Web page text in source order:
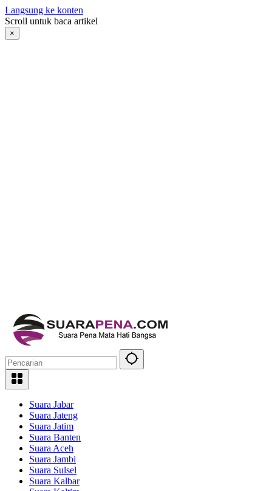
Langsung ke konten
Scroll untuk baca artikel
×
Suara Jabar
Suara Jateng
Suara Jatim
Suara Banten
Suara Aceh
Suara Jambi
Suara Sulsel
Suara Kalbar